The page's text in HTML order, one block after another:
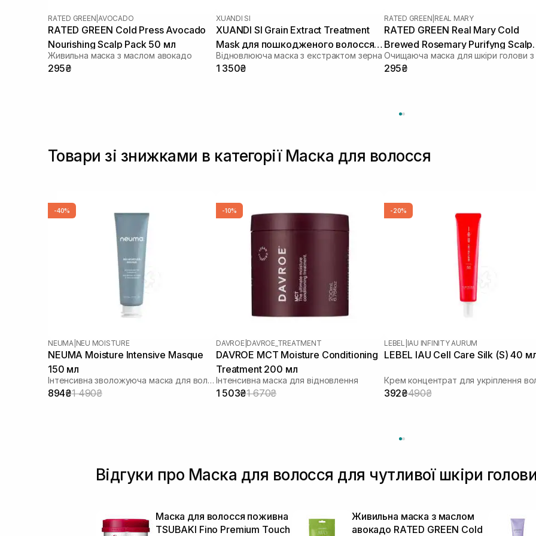
RATED GREEN AVOCADO
RATED GREEN Cold Press Avocado
Nourishing Scalp Pack 50 мл
Живильна маска з маслом авокадо
295₴
XUANDI SI
XUANDI SI Grain Extract Treatment
Mask для пошкодженого волосся
300 мл
Відновлююча маска з екстрактом зерна
1 350₴
RATED GREEN REAL MARY
RATED GREEN Real Mary Cold
Brewed Rosemary Purifyng Scalp
Scaler 50 мл
295₴
Товари зі знижками в категорії Маска для волосся
-40%
NEUMA| NEU MOISTURE
NEUMA Moisture Intensive Masque
150 мл
Інтенсивна зволожуюча маска для волосся
894₴1 490₴
-10%
DAVROE| DAVROE_TREATMENT
DAVROE MСT Moisture Conditioning
Treatment 200 мл
Інтенсивна маска для відновлення
1 503₴1 670₴
-20%
LEBEL IAU INFINITY AURUM
LEBEL IAU Cell Care Silk (S) 40
392₴490₴
Відгуки про Маска для волосся для чутливої шкіри голови
Маска для волосся поживна
TSUBAKI Fino Premium Touch
Живильна маска з маслом
авокадо RATED GREEN Cold